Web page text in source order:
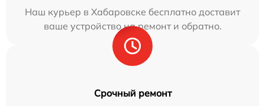
Наш курьер в Хабаровске бесплатно доставит
ваше устройство на ремонт и обратно.
Срочный ремонт